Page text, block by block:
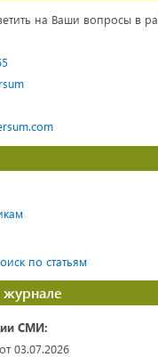
на Ваши вопросы в
по статьям
СМИ:
03.07.2026